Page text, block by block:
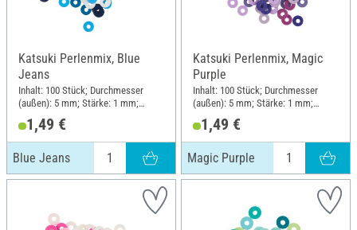
Katsuki Perlenmix, Blue
Jeans
Inhalt: 100 Stück; Durchmesser
(außen): 5 mm; Stärke: 1 mm;
Material: Gummi
1,49 €
Blue Jeans
Katsuki Perlenmix, Magic
Purple
Inhalt: 100 Stück; Durchmesser
(außen): 5 mm; Stärke: 1 mm;
Material: Gummi
1,49 €
Magic Purple